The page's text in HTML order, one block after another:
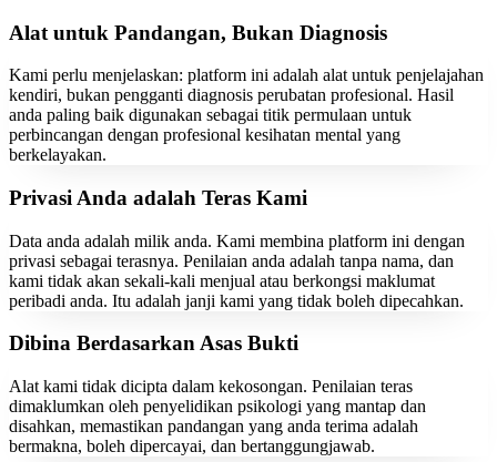
Alat untuk Pandangan, Bukan Diagnosis
Kami perlu menjelaskan: platform ini adalah alat untuk penjelajahan
kendiri, bukan pengganti diagnosis perubatan profesional. Hasil
anda paling baik digunakan sebagai titik permulaan untuk
perbincangan dengan profesional kesihatan mental yang
berkelayakan.
Privasi Anda adalah Teras Kami
Data anda adalah milik anda. Kami membina platform ini dengan
privasi sebagai terasnya. Penilaian anda adalah tanpa nama, dan
kami tidak akan sekali-kali menjual atau berkongsi maklumat
peribadi anda. Itu adalah janji kami yang tidak boleh dipecahkan.
Dibina Berdasarkan Asas Bukti
Alat kami tidak dicipta dalam kekosongan. Penilaian teras
dimaklumkan oleh penyelidikan psikologi yang mantap dan
disahkan, memastikan pandangan yang anda terima adalah
bermakna, boleh dipercayai, dan bertanggungjawab.